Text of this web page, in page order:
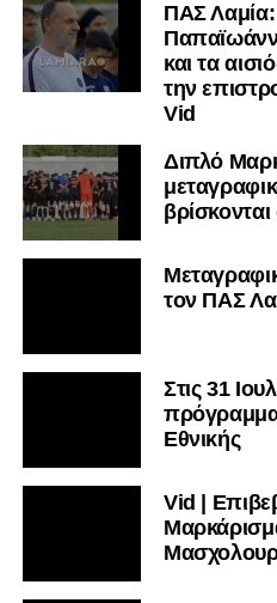
ΠΑΣ
και τα
την
Vid
Διπλό
τον ΠΑΣ
Στις 31
πρόγραμμα
Εθνικής
Vid |